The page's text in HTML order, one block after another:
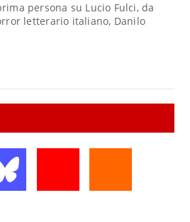
persona su Lucio Fulci, da
letterario italiano, Danilo